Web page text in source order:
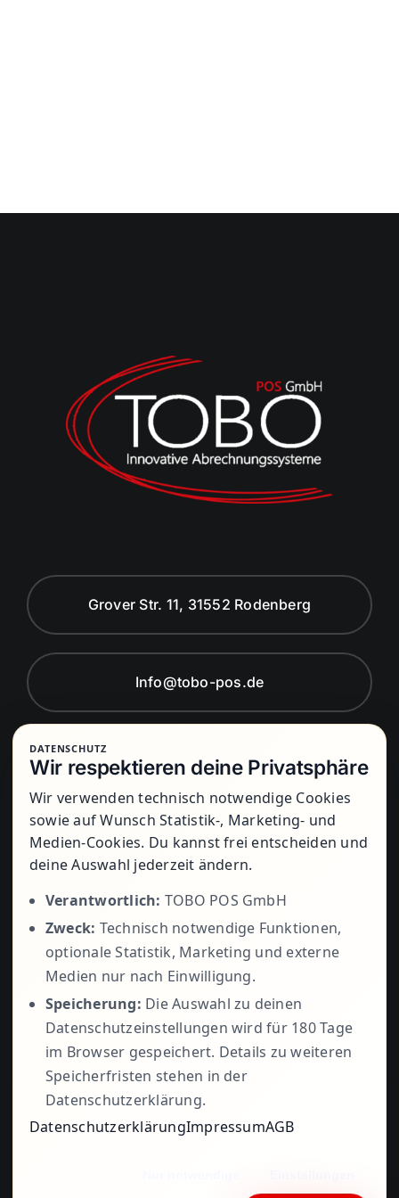
Grover Str. 11, 31552 Rodenberg
Info@tobo-pos.de
Montag bis Freitag von 8:00 Uhr bis
17:00 Uhr
+49 5723
799979
DATENSCHUTZ
Wir respektieren deine Privatsphäre
Wir verwenden technisch notwendige Cookies
sowie auf Wunsch Statistik-, Marketing- und
Medien-Cookies. Du kannst frei entscheiden und
deine Auswahl jederzeit ändern.
Verantwortlich: TOBO POS GmbH
Zweck: Technisch notwendige Funktionen,
optionale Statistik, Marketing und externe
Medien nur nach Einwilligung.
Speicherung: Die Auswahl zu deinen
Datenschutzeinstellungen wird für 180 Tage
im Browser gespeichert. Details zu weiteren
Speicherfristen stehen in der
Datenschutzerklärung.
DatenschutzerklärungImpressumAGB